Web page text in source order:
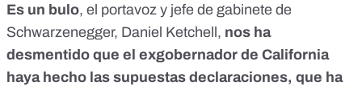
Es un bulo, el portavoz y jefe de gabinete de
Schwarzenegger, Daniel Ketchell, nos ha
desmentido que el exgobernador de California
haya hecho las supuestas declaraciones, que ha